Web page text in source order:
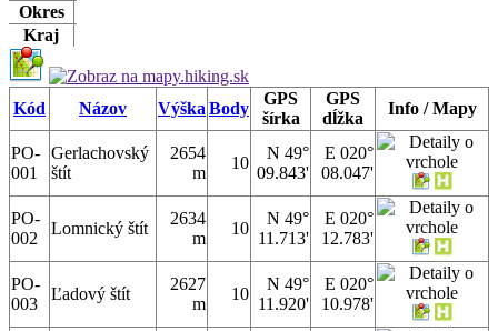
Okres
Kraj
Kód Názov Výška Body
GPS
šírka
GPS
dĺžka
Info / Mapy
PO-
001
Gerlachovský
štít
2654
m
10
N 49°
09.843'
E 020°
08.047'
PO-
002
Lomnický štít
2634
m
10
N 49°
11.713'
E 020°
12.783'
PO-
003
Ľadový štít
2627
m
10
N 49°
11.920'
E 020°
10.978'